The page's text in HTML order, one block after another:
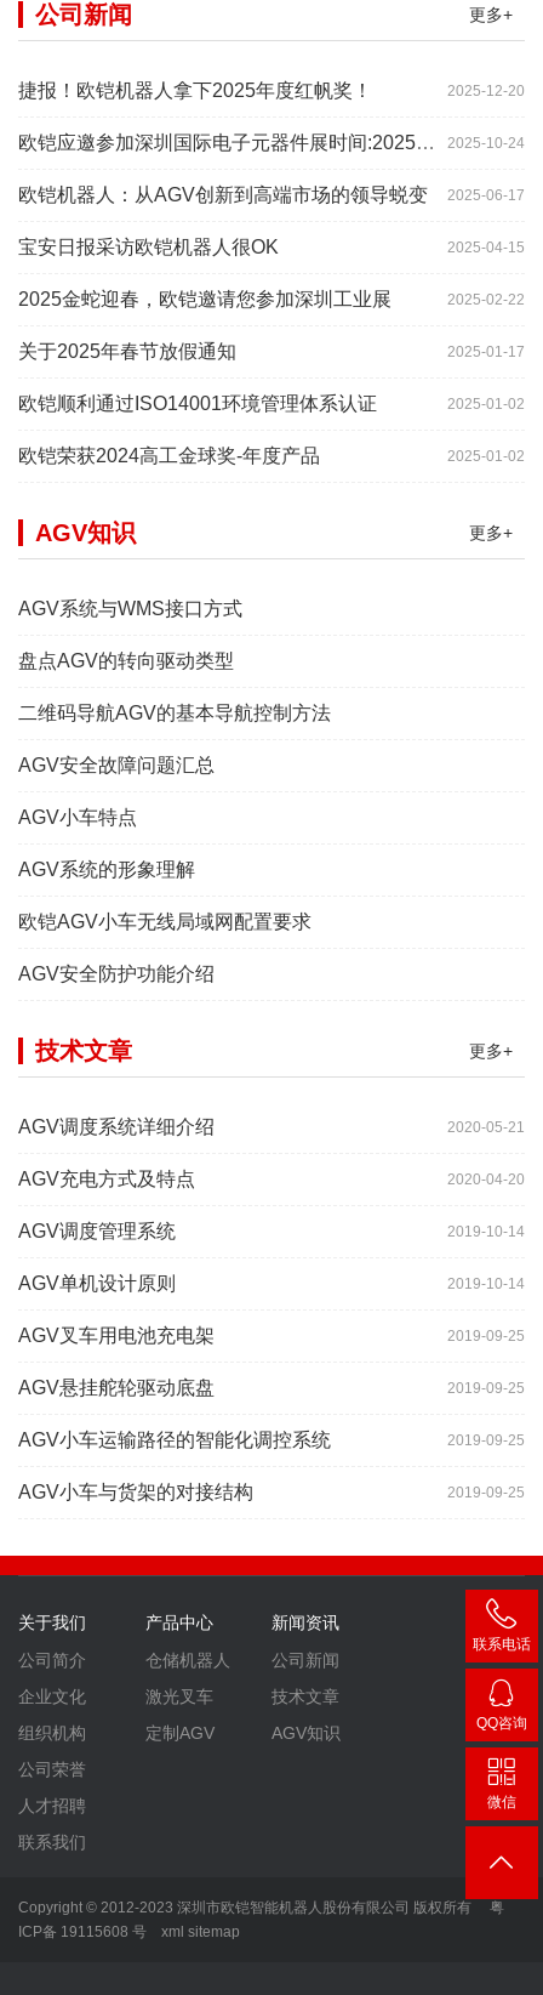
更多+
公司新闻
2025-12-20
捷报！欧铠机器人拿下2025年度红帆奖！
2025-10-24
欧铠应邀参加深圳国际电子元器件展时间:2025年10月28-
2025-06-17
欧铠机器人：从AGV创新到高端市场的领导蜕变
2025-04-15
宝安日报采访欧铠机器人很OK
2025-02-22
2025金蛇迎春，欧铠邀请您参加深圳工业展
2025-01-17
关于2025年春节放假通知
2025-01-02
欧铠顺利通过ISO14001环境管理体系认证
2025-01-02
欧铠荣获2024高工金球奖-年度产品
更多+
AGV知识
AGV系统与WMS接口方式
盘点AGV的转向驱动类型
二维码导航AGV的基本导航控制方法
AGV安全故障问题汇总
AGV小车特点
AGV系统的形象理解
欧铠AGV小车无线局域网配置要求
AGV安全防护功能介绍
更多+
技术文章
2020-05-21
AGV调度系统详细介绍
2020-04-20
AGV充电方式及特点
2019-10-14
AGV调度管理系统
2019-10-14
AGV单机设计原则
2019-09-25
AGV叉车用电池充电架
2019-09-25
AGV悬挂舵轮驱动底盘
2019-09-25
AGV小车运输路径的智能化调控系统
2019-09-25
AGV小车与货架的对接结构
关于我们
公司简介
企业文化
组织机构
公司荣誉
人才招聘
联系我们
产品中心
仓储机器人
激光叉车
定制AGV
新闻资讯
公司新闻
技术文章
AGV知识
Copyright © 2012-2023 深圳市欧铠智能机器人股份有限公司 版权所有
粤
ICP备 19115608 号
xml sitemap
联系电话
400-
007-
3860
QQ咨询
微信